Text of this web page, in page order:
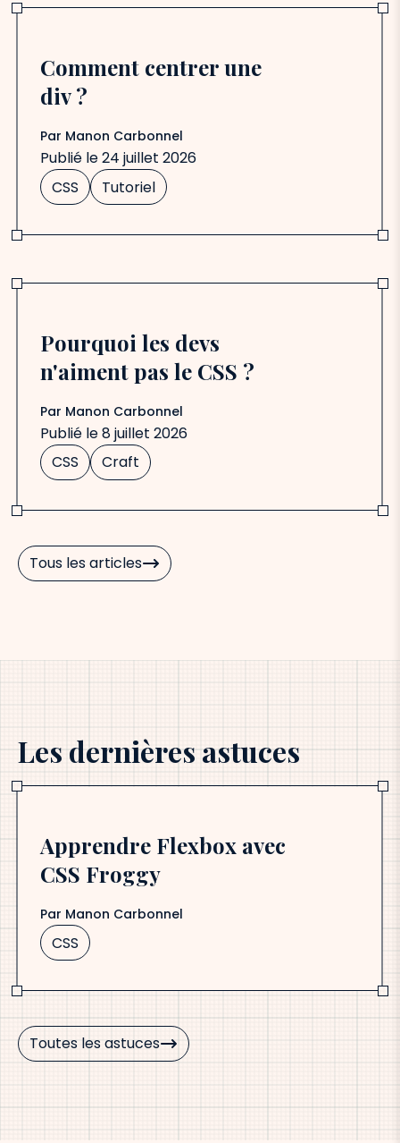
Comment centrer une
div ?
Par Manon Carbonnel
Publié le24 juillet 2026
CSS
Tutoriel
Pourquoi les devs
n'aiment pas le CSS ?
Par Manon Carbonnel
Publié le8 juillet 2026
CSS
Craft
Tous les articles
Les dernières astuces
Apprendre Flexbox avec
CSS Froggy
Par Manon Carbonnel
CSS
Toutes les astuces